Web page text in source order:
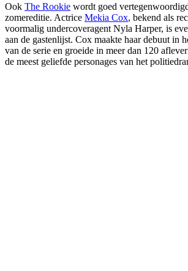
Ook The Rookie wordt goed
zomereditie. Actrice Mekia Cox, bekend als
voormalig undercoveragent Nyla Harper, is
aan de gastenlijst. Cox maakte haar debuut in
van de serie en groeide in meer dan 120
de meest geliefde personages van het